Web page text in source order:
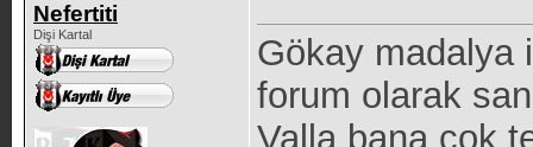
Nefertiti
Dişi Kartal
Gökay madalya
forum olarak
Valla bana çok